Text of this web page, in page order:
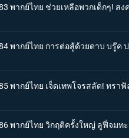
พากย์ไทย ช่วยเหลือพวกเด็กๆ! ส
พากย์ไทย การต่อสู้ด้วยดาบ บรู๊ค
พากย์ไทย เจ็ดเทพโจรสลัด! ทราฟั
พากย์ไทย วิกฤติครั้งใหญ่ ลูฟี่จมท